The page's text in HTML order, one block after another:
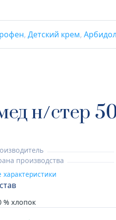
, Детский крем, Арбидол
н/стер
производства
характеристики
% хлопок